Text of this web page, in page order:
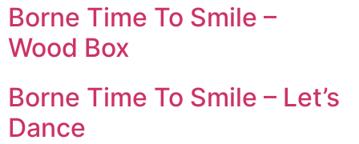
Borne Time To Smile –
Wood Box
Borne Time To Smile – Let’s
Dance